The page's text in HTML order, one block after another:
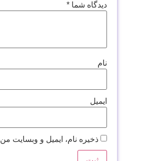
دیدگاه شما *
نام
ایمیل
ذخیره نام، ایمیل و وبسایت